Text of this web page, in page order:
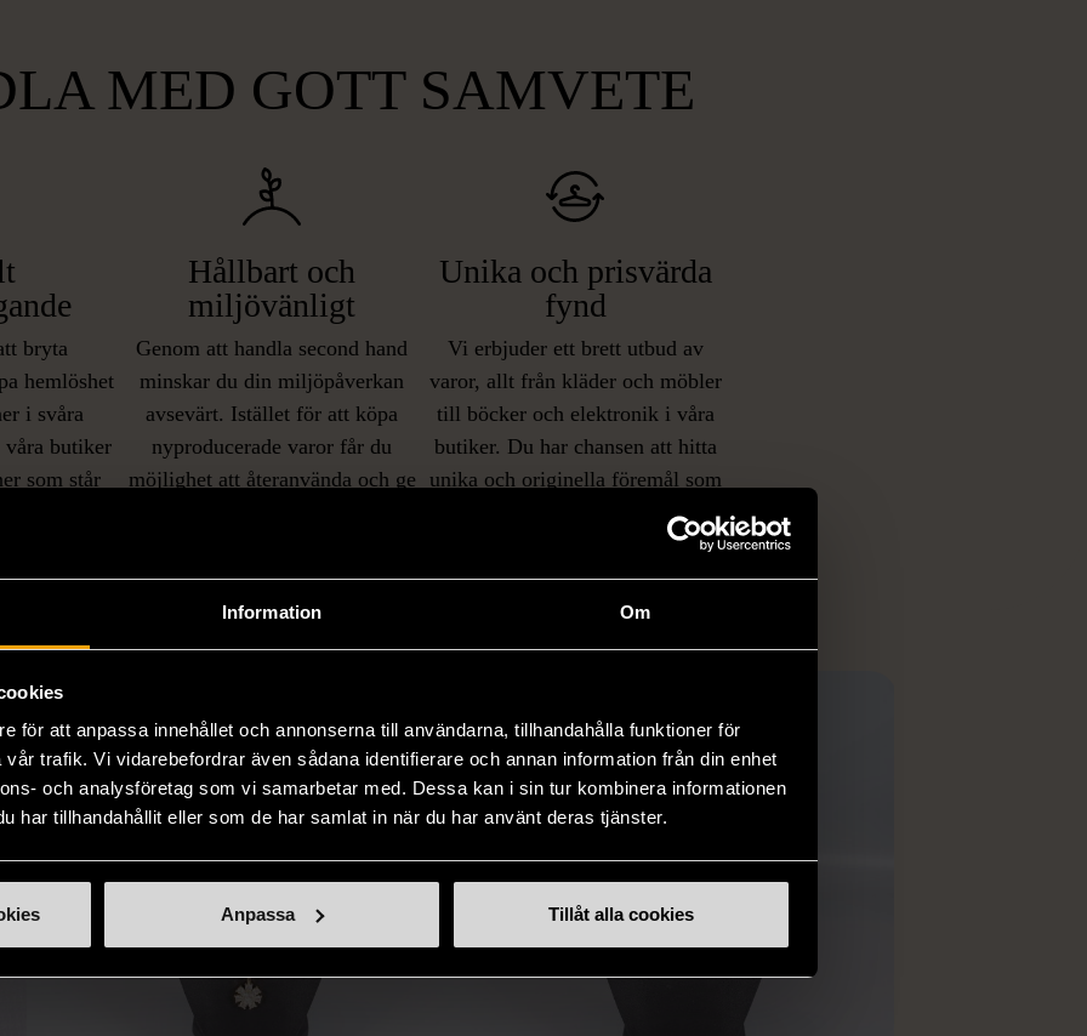
Information Om
för att anpassa innehållet och annonserna till användarna, tillhandahålla funktioner för
trafik. Vi vidarebefordrar även sådana identifierare och annan information från din enhet
och analysföretag som vi samarbetar med. Dessa kan i sin tur kombinera informationen
har tillhandahållit eller som de har samlat in när du har använt deras tjänster.
Anpassa Tillåt alla cookies
MED GOTT SAMVETE
bryta
hemlöshet
i svåra
butiker
som står
Hållbart och
miljövänligt
Genom att handla second hand
minskar du din miljöpåverkan
avsevärt. Istället för att köpa
nyproducerade varor får du
möjlighet att återanvända och ge
Unika och prisvärda
fynd
Vi erbjuder ett brett utbud av
varor, allt från kläder och möbler
till böcker och elektronik i våra
butiker. Du har chansen att hitta
unika och originella föremål som
inte finns i vanliga butiker.
Hitta produkter som påminner om denna